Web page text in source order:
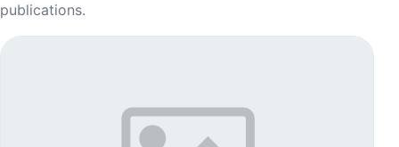
publications.